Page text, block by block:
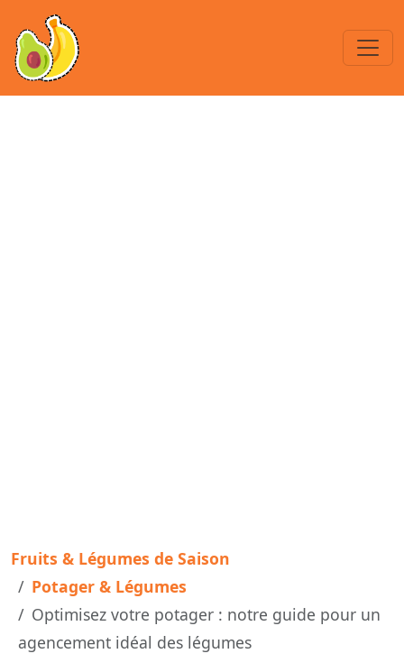
Fruits & Légumes de Saison
Potager & Légumes
Optimisez votre potager : notre guide pour un
agencement idéal des légumes